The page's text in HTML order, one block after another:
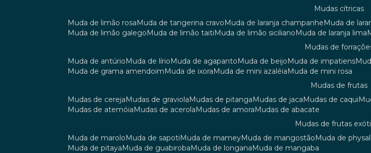
mudas cítricas
muda de limão rosa
muda de tangerina cravo muda de laranja champanhe muda de
muda de limão galego
muda de limão taiti muda de limão siciliano muda de laranja lima
mudas de
muda de antúrio
muda de lírio muda de agapanto muda de beijo muda de impatiens
muda de grama amendoim
muda de ixora muda de mini azaléia
muda de mini rosa
mudas de frutas
mudas de cereja
mudas de graviola mudas de pitanga mudas de jaca mudas de caqui
mudas de atemóia
mudas de acerola mudas de amora
mudas de abacate
mudas de frutas
muda de marolo
muda de sapoti muda de mamey muda de mangostão muda de
muda de pitaya
muda de guabiroba muda de longana
muda de mangaba